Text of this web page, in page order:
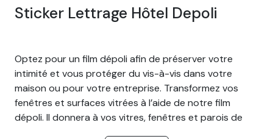
Sticker Lettrage Hôtel Depoli
Optez pour un film dépoli afin de préserver votre
intimité et vous protéger du vis-à-vis dans votre
maison ou pour votre entreprise. Transformez vos
fenêtres et surfaces vitrées à l’aide de notre film
dépoli. Il donnera à vos vitres, fenêtres et parois de